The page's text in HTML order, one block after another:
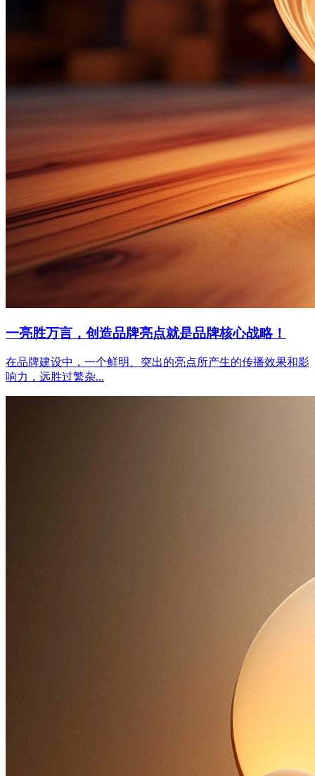
一亮胜万言，创造品牌亮点就是品牌核心战略！
在品牌建设中，一个鲜明、突出的亮点所产生的传播效果和影
响力，远胜过繁杂...